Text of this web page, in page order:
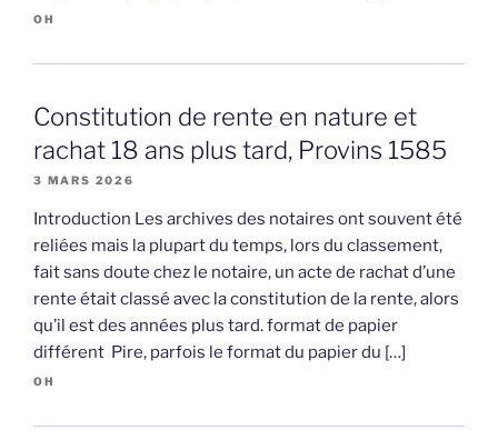
OH
Constitution de rente en nature et
rachat 18 ans plus tard, Provins 1585
3 MARS 2026
Introduction Les archives des notaires ont souvent été
reliées mais la plupart du temps, lors du classement,
fait sans doute chez le notaire, un acte de rachat d’une
rente était classé avec la constitution de la rente, alors
qu’il est des années plus tard. format de papier
différent Pire, parfois le format du papier du […]
OH